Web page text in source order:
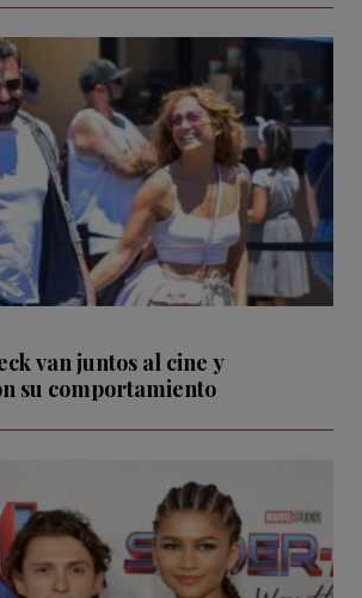
van juntos al cine y
su comportamiento